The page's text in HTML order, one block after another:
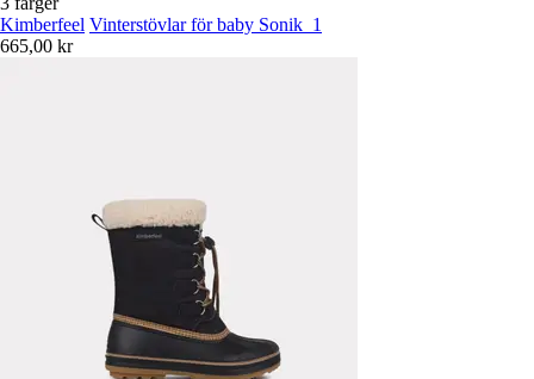
Kimberfeel Vinterstövlar för baby Sonik_1
665,00 kr